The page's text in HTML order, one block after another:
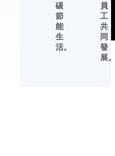
杭州川田電器擁有自
主品牌，中文標識
【友川】，英文標識
【YOTREE】。川田
電器——核心產品 川
碳
節
能
生
活。
員
工
共
同
發
展。